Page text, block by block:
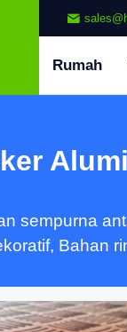
Rumah
sempurna
Bahan